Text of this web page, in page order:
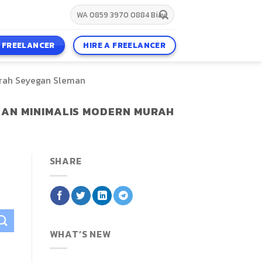
HIRE A FREELANCER
Seyegan Sleman
MINIMALIS MODERN MURAH
SHARE
WHAT’S NEW